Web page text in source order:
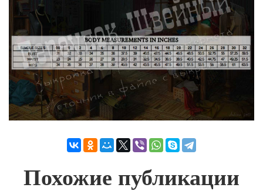
Похожие публикации